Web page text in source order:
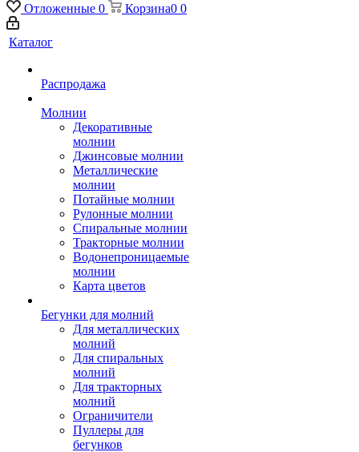
Отложенные 0 Корзина0 0
Каталог
Распродажа
Молнии
Декоративные
молнии
Джинсовые молнии
Металлические
молнии
Потайные молнии
Рулонные молнии
Спиральные молнии
Тракторные молнии
Водонепроницаемые
молнии
Карта цветов
Бегунки для молний
Для металлических
молний
Для спиральных
молний
Для тракторных
молний
Ограничители
Пуллеры для
бегунков